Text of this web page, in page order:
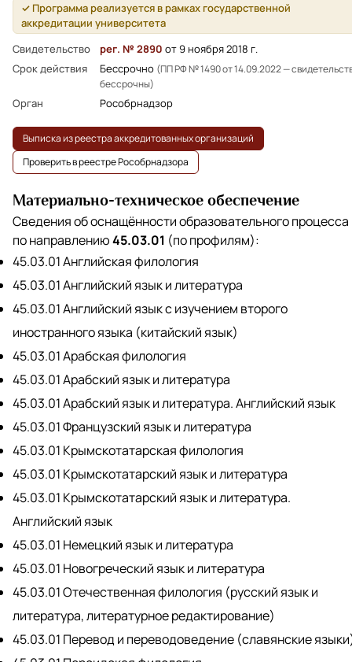
✓ Программа реализуется в рамках государственной
аккредитации университета
Свидетельство
рег. № 2890 от 9 ноября 2018 г.
Срок действия
Бессрочно (ПП РФ № 1490 от 14.09.2022 —
бессрочны)
Орган Рособрнадзор
Выписка из реестра аккредитованных организаций
Проверить в реестре Рособрнадзора
Материально-техническое обеспечение
Сведения об оснащённости образовательного процесса
по направлению45.03.01 (по профилям):
45.03.01 Английская филология
45.03.01 Английский язык и литература
45.03.01 Английский язык с изучением второго
иностранного языка (китайский язык)
45.03.01 Арабская филология
45.03.01 Арабский язык и литература
45.03.01 Арабский язык и литература. Английский язык
45.03.01 Французский язык и литература
45.03.01 Крымскотатарская филология
45.03.01 Крымскотатарский язык и литература
45.03.01 Крымскотатарский язык и литература.
Английский язык
45.03.01 Немецкий язык и литература
45.03.01 Новогреческий язык и литература
45.03.01 Отечественная филология (русский язык и
литература, литературное редактирование)
45.03.01 Перевод и переводоведение (славянские